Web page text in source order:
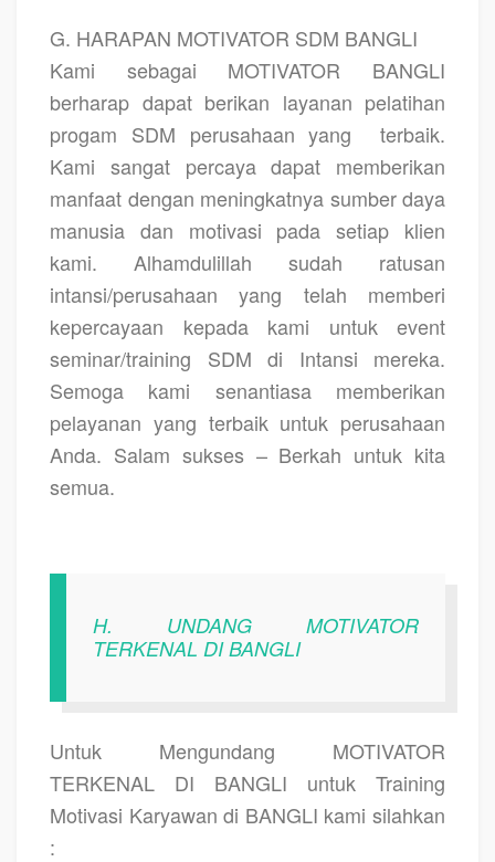
G. HARAPAN MOTIVATOR SDM BANGLI
Kami sebagai MOTIVATOR BANGLI
berharap dapat berikan layanan pelatihan
progam SDM perusahaan yang
terbaik.
Kami sangat percaya dapat memberikan
manfaat dengan meningkatnya sumber daya
manusia dan motivasi pada setiap klien
kami. Alhamdulillah sudah ratusan
intansi/perusahaan yang telah memberi
kepercayaan kepada kami untuk event
seminar/training SDM di Intansi mereka.
Semoga kami senantiasa memberikan
pelayanan yang terbaik untuk perusahaan
Anda. Salam sukses – Berkah untuk kita
semua.
H. UNDANG MOTIVATOR
TERKENAL DI BANGLI
Untuk Mengundang MOTIVATOR
TERKENAL DI BANGLI untuk Training
Motivasi Karyawan di BANGLI kami silahkan
: